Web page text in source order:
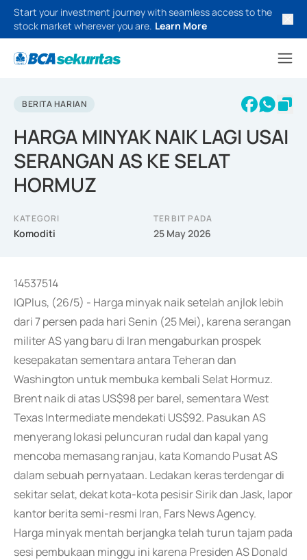
Start your investment journey with seamless access to the
stock market wherever you are. Learn More
BERITA HARIAN
HARGA MINYAK NAIK LAGI USAI
SERANGAN AS KE SELAT
HORMUZ
KATEGORI
Komoditi
TERBIT PADA
25 May 2026
14537514
IQPlus, (26/5) - Harga minyak naik setelah anjlok lebih
dari 7 persen pada hari Senin (25 Mei), karena serangan
militer AS yang baru di Iran mengaburkan prospek
kesepakatan sementara antara Teheran dan
Washington untuk membuka kembali Selat Hormuz.
Brent naik di atas US$98 per barel, sementara West
Texas Intermediate mendekati US$92. Pasukan AS
menyerang lokasi peluncuran rudal dan kapal yang
mencoba memasang ranjau, kata Komando Pusat AS
dalam sebuah pernyataan. Ledakan keras terdengar di
sekitar selat, dekat kota-kota pesisir Sirik dan Jask, lapor
kantor berita semi-resmi Iran, Fars News Agency.
Harga minyak mentah berjangka telah turun tajam pada
sesi pembukaan minggu ini karena Presiden AS Donald